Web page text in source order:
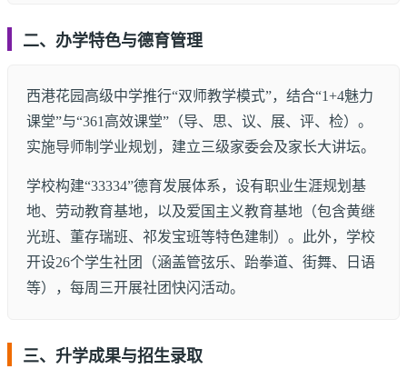
二、办学特色与德育管理
西港花园高级中学推行“双师教学模式”，结合“1+4魅力
课堂”与“361高效课堂”（导、思、议、展、评、检）。
实施导师制学业规划，建立三级家委会及家长大讲坛。
学校构建“33334”德育发展体系，设有职业生涯规划基
地、劳动教育基地，以及爱国主义教育基地（包含黄继
光班、董存瑞班、祁发宝班等特色建制）。此外，学校
开设26个学生社团（涵盖管弦乐、跆拳道、街舞、日语
等），每周三开展社团快闪活动。
三、升学成果与招生录取